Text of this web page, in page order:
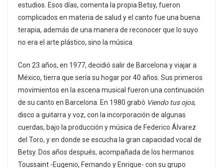
estudios. Esos días, comenta la propia Betsy, fueron
complicados en materia de salud y el canto fue una buena
terapia, además de una manera de reconocer que lo suyo
no era el arte plástico, sino la música.
Con 23 años, en 1977, decidió salir de Barcelona y viajar a
México, tierra que sería su hogar por 40 años. Sus primeros
movimientos en la escena musical fueron una continuación
de su canto en Barcelona. En 1980 grabó Viendo tus ojos,
disco a guitarra y voz, con la incorporación de algunas
cuerdas, bajo la producción y música de Federico Álvarez
del Toro, y en donde se escucha la gran capacidad vocal de
Betsy. Dos años después, acompañada de los hermanos
Toussaint -Eugenio, Fernando y Enrique- con su grupo